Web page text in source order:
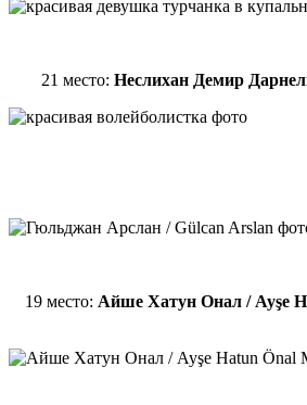
21 место: Неслихан Демир
19 место: Айше Хатун Онал / Ayşe